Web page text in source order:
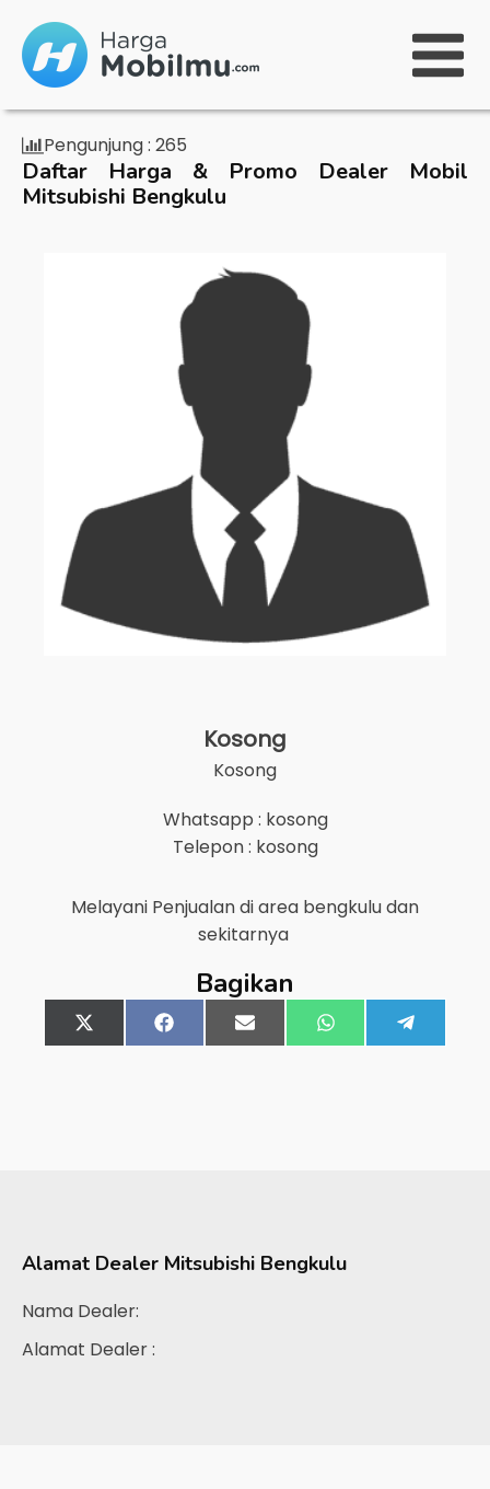
Pengunjung : 265
Daftar Harga & Promo Dealer Mobil
Mitsubishi Bengkulu
Kosong
Kosong
Whatsapp : kosong
Telepon : kosong
Melayani Penjualan di area bengkuludan
sekitarnya
Bagikan
Share
on
X
(Twitter)
Share
on
FacebookShare
on
Email Share
on
WhatsApp
on
Alamat Dealer Mitsubishi Bengkulu
Nama Dealer:
Alamat Dealer :